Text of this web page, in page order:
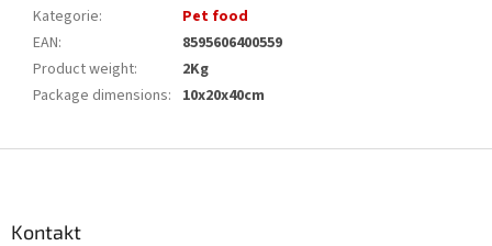
Kategorie:
Pet food
EAN:
8595606400559
Product weight:
2Kg
Package dimensions: 10x20x40cm
Kontakt